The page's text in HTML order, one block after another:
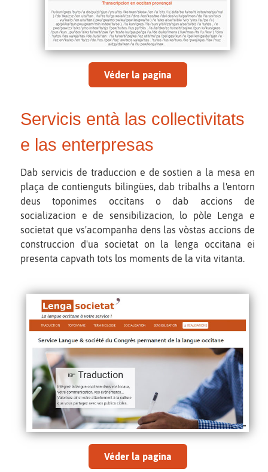
Véder la pagina
Servicis entà las collectivitats
e las enterpresas
Dab servicis de traduccion e de sostien a la mesa en
plaça de contienguts bilingües, dab tribalhs a l'entorn
deus toponimes occitans o dab accions de
socializacion e de sensibilizacion, lo pòle Lenga e
societat que vs'acompanha dens las vòstas accions de
construccion d'ua societat on la lenga occitana ei
presenta capvath tots los moments de la vita vitanta.
Véder la pagina